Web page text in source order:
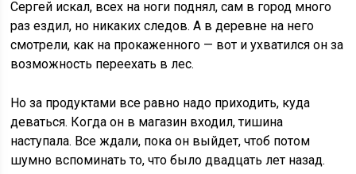
Сергей искал, всех на ноги поднял, сам в город много
раз ездил, но никаких следов. А в деревне на него
смотрели, как на прокаженного — вот и ухватился он за
возможность переехать в лес.
Но за продуктами все равно надо приходить, куда
деваться. Когда он в магазин входил, тишина
наступала. Все ждали, пока он выйдет, чтоб потом
шумно вспоминать то, что было двадцать лет назад.